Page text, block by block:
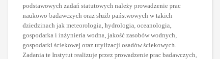
podstawowych zadań statutowych należy prowadzenie prac
naukowo-badawczych oraz służb państwowych w takich
dziedzinach jak meteorologia, hydrologia, oceanologia,
gospodarka i inżynieria wodna, jakość zasobów wodnych,
gospodarki ściekowej oraz utylizacji osadów ściekowych.
Zadania te Instytut realizuje przez prowadzenie prac badawczych,